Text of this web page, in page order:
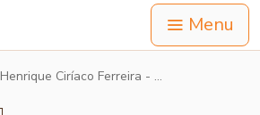
Menu
Henrique Ciríaco Ferreira - …